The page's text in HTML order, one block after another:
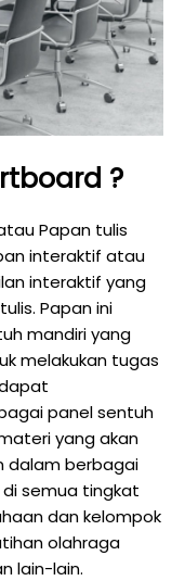
?
Papan tulis
interaktif atau
interaktif yang
Papan ini
mandiri yang
melakukan tugas
panel sentuh
yang akan
dalam berbagai
semua tingkat
dan kelompok
olahraga
lain-lain.